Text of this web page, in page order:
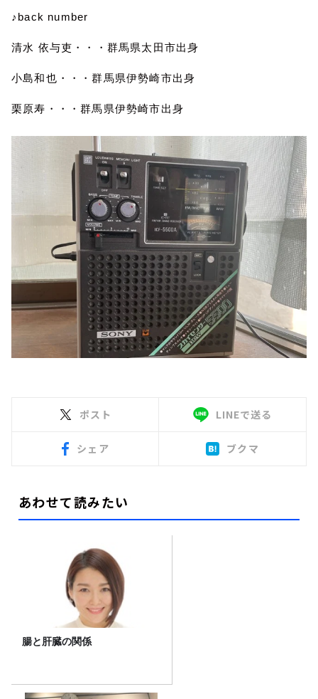
♪ back number
清水 依与吏・・・群馬県太田市出身
小島和也・・・群馬県伊勢崎市出身
栗原寿・・・群馬県伊勢崎市出身
ポスト LINEで送る
シェア ブクマ
あわせて読みたい
腸と肝臓の関係